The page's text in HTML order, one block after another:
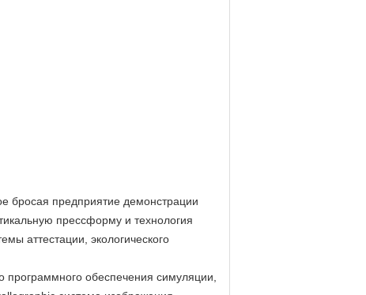
бросая предприятие демонстрации
прессформу и технология
аттестации, экологического
обеспечения симуляции,